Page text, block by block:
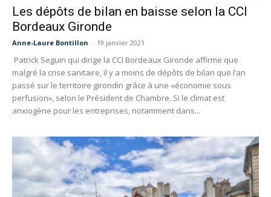
Les dépôts de bilan en baisse selon la CCI
Bordeaux Gironde
Anne-Laure Bontillon - 19 janvier 2021
Patrick Seguin qui dirige la CCI Bordeaux Gironde affirme que
malgré la crise sanitaire, il y a moins de dépôts de bilan que l’an
passé sur le territoire girondin grâce à une «économie sous
perfusion», selon le Président de Chambre. Si le climat est
anxiogène pour les entreprises, notamment dans...